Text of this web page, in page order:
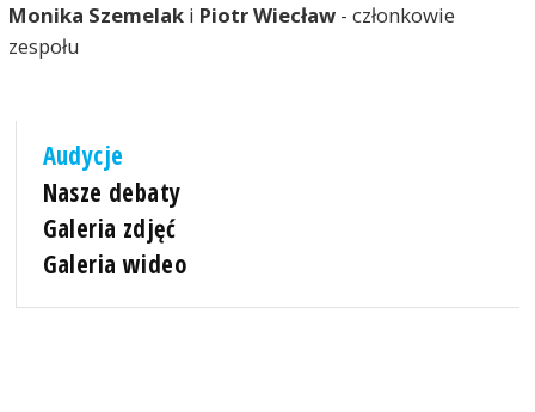
Monika Szemelaki Piotr Wiecław - członkowie
zespołu
Audycje
Nasze debaty
Galeria zdjęć
Galeria wideo